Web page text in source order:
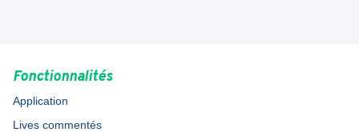
Fonctionnalités
Application
Lives commentés